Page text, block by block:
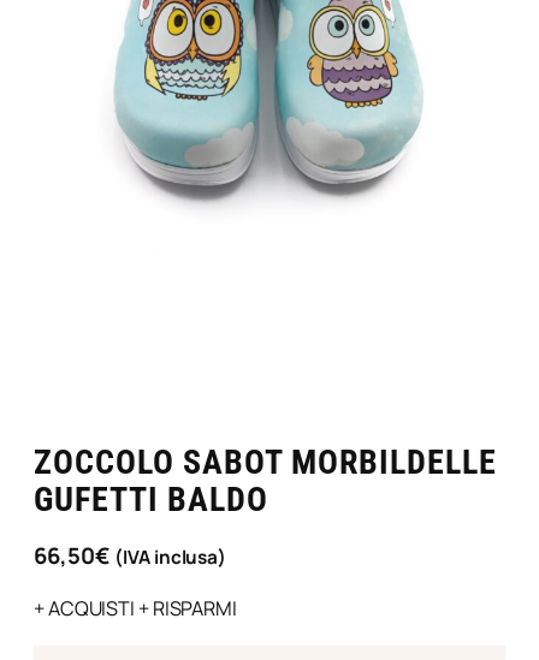
ZOCCOLO SABOT MORBILDELLE
GUFETTI BALDO
66,50€ (IVA inclusa)
+ ACQUISTI + RISPARMI